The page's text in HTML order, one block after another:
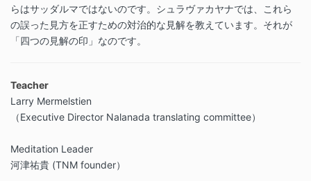
らはサッダルマではないのです。シュラヴァカヤナでは、これら
の誤った見方を正すための対治的な見解を教えています。それが
「四つの見解の印」なのです。
Teacher
Larry Mermelstien
（Executive Director Nalanada translating committee）
Meditation Leader
河津祐貴 (TNM founder）